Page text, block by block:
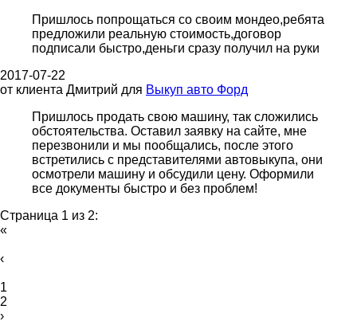
Пришлось попрощаться со своим мондео,ребята
предложили реальную стоимость,договор
подписали быстро,деньги сразу получил на руки
2017-07-22
от клиента Дмитрий для Выкуп авто Форд
Пришлось продать свою машину, так сложились
обстоятельства. Оставил заявку на сайте, мне
перезвонили и мы пообщались, после этого
встретились с представителями автовыкупа, они
осмотрели машину и обсудили цену. Оформили
все документы быстро и без проблем!
Страница 1 из 2:
«
‹
1
2
›